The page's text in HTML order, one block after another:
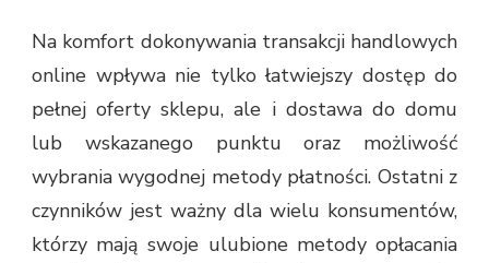
Na komfort dokonywania transakcji handlowych
online wpływa nie tylko łatwiejszy dostęp do
pełnej oferty sklepu, ale i dostawa do domu
lub wskazanego punktu oraz możliwość
wybrania wygodnej metody płatności. Ostatni z
czynników jest ważny dla wielu konsumentów,
którzy mają swoje ulubione metody opłacania